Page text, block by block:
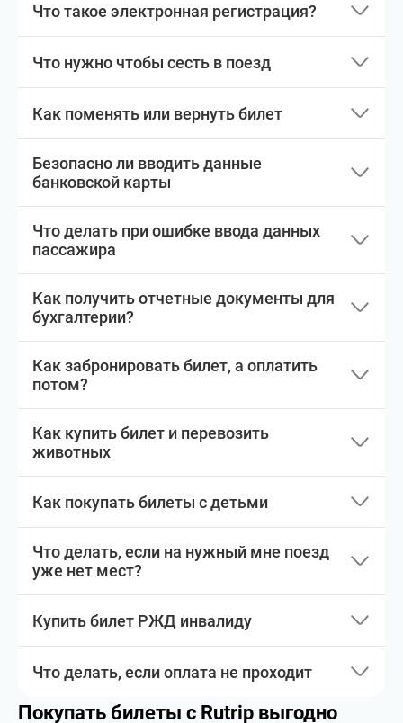
Что такое электронная регистрация?
Что нужно чтобы сесть в поезд
Как поменять или вернуть билет
Безопасно ли вводить данные
банковской карты
Что делать при ошибке ввода данных
пассажира
Как получить отчетные документы для
бухгалтерии?
Как забронировать билет, а оплатить
потом?
Как купить билет и перевозить
животных
Как покупать билеты с детьми
Что делать, если на нужный мне поезд
уже нет мест?
Купить билет РЖД инвалиду
Что делать, если оплата не проходит
Покупать билеты с Rutrip выгодно